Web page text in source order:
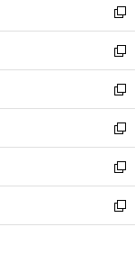
で
開
く
ド
ウ
で
開
く
ィ
ン
ド
ウ
で
開
く
い
ウ
ィ
ン
ド
ウ
で
開
く
新
し
い
ウ
ィ
ン
ド
ウ
で
開
く
新
し
い
ウ
ィ
ン
ド
ウ
で
開
新
し
い
ウ
ィ
ン
ド
ウ
新
し
い
ウ
ィ
ン
新
し
い
ウ
新
し